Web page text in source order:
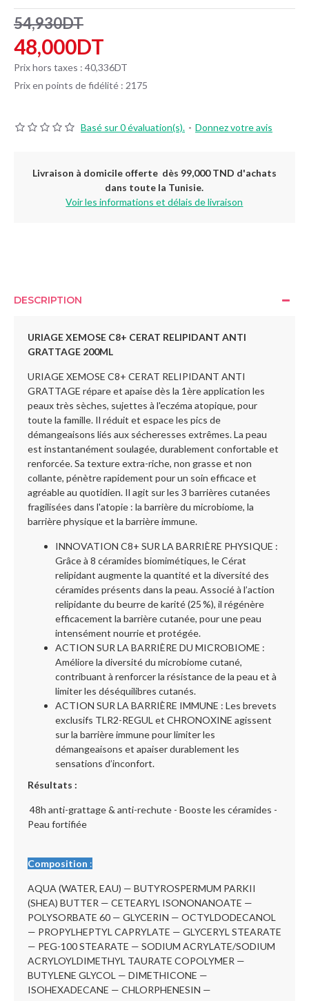
Basé sur 0 évaluation(s). - Donnez votre avis
48,000DT
54,930DT
Prix hors taxes : 40,336DT
Prix en points de fidélité : 2175
Livraison à domicile offerte dès 99,000 TND d'achats
dans toute la Tunisie.
Voir les informations et délais de livraison
DESCRIPTION
URIAGE XEMOSE C8+ CERAT RELIPIDANT ANTI
GRATTAGE 200ML
URIAGE XEMOSE C8+ CERAT RELIPIDANT ANTI
GRATTAGE répare et apaise dès la 1ère application les
peaux très sèches, sujettes à l'eczéma atopique, pour
toute la famille. Il réduit et espace les pics de
démangeaisons liés aux sécheresses extrêmes. La peau
est instantanément soulagée, durablement confortable et
renforcée. Sa texture extra-riche, non grasse et non
collante, pénètre rapidement pour un soin efficace et
agréable au quotidien. Il agit sur les 3 barrières cutanées
fragilisées dans l'atopie : la barrière du microbiome, la
barrière physique et la barrière immune.
INNOVATION C8+ SUR LA BARRIÈRE PHYSIQUE :
Grâce à 8 céramides biomimétiques, le Cérat
relipidant augmente la quantité et la diversité des
céramides présents dans la peau. Associé à l’action
relipidante du beurre de karité (25 %), il régénère
efficacement la barrière cutanée, pour une peau
intensément nourrie et protégée.
ACTION SUR LA BARRIÈRE DU MICROBIOME :
Améliore la diversité du microbiome cutané,
contribuant à renforcer la résistance de la peau et à
limiter les déséquilibres cutanés.
ACTION SUR LA BARRIÈRE IMMUNE : Les brevets
exclusifs TLR2-REGUL et CHRONOXINE agissent
sur la barrière immune pour limiter les
démangeaisons et apaiser durablement les
sensations d’inconfort.
Résultats :
48h anti-grattage & anti-rechute - Booste les céramides -
Peau fortifiée
Composition :
AQUA (WATER, EAU) — BUTYROSPERMUM PARKII
(SHEA) BUTTER — CETEARYL ISONONANOATE —
POLYSORBATE 60 — GLYCERIN — OCTYLDODECANOL
— PROPYLHEPTYL CAPRYLATE — GLYCERYL STEARATE
— PEG-100 STEARATE — SODIUM ACRYLATE/SODIUM
ACRYLOYLDIMETHYL TAURATE COPOLYMER —
BUTYLENE GLYCOL — DIMETHICONE —
ISOHEXADECANE — CHLORPHENESIN —